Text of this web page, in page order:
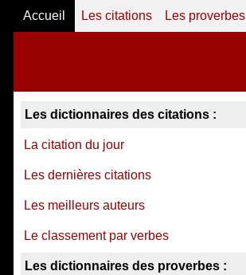
Accueil Les citations Les proverbes
Les dictionnaires des citations :
La citation du jour
Les dernières citations
Les meilleurs auteurs
Le classement par verbes
Les dictionnaires des proverbes :